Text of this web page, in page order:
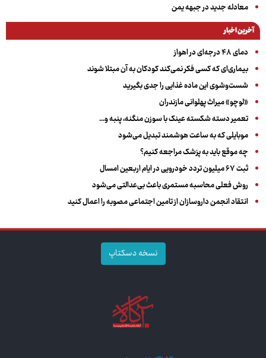
معادله جدید در جبهه یمن
آخرین اخبار
دمای ۴۸ درجه‌ای در اهواز
بیماری‌ای که کسی فکر نمی‌کند کودکان به آن مبتلا شوند
شست‌وشوی این ماده غذایی را جدی بگیرید
«لوچو» میراث پهلوانی مازندران
تعمیر دسته شکسته عینک با سوزن منگنه، پنبه و...
موبایلی که به ساعت هوشمند تبدیل می‌شود
چه موقع باید به پزشک مراجعه کنیم؟
ثبت ۶۷ میلیون تردد خودرویی در ایام اربعین امسال
روش فعلی محاسبه مستمری باعث بی‌عدالتی می‌شود
انتقاد انجمن داروسازان از تامین اجتماعی مصوبه را اعمال کنید
نسخه دسکتاپ